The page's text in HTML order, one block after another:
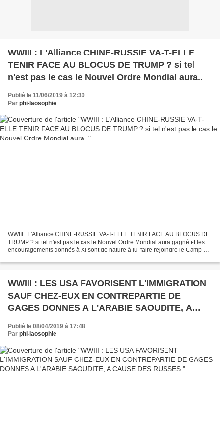
WWIII : L'Alliance CHINE-RUSSIE VA-T-ELLE
TENIR FACE AU BLOCUS DE TRUMP ? si tel
n'est pas le cas le Nouvel Ordre Mondial aura..
Publié le 11/06/2019 à 12:30
Par phi-laosophie
WWIII : L'Alliance CHINE-RUSSIE VA-T-ELLE TENIR FACE AU BLOCUS DE
TRUMP ? si tel n'est pas le cas le Nouvel Ordre Mondial aura gagné et les
encouragements donnés à Xi sont de nature à lui faire rejoindre le Camp de
WWIII : LES USA FAVORISENT L'IMMIGRATION
SAUF CHEZ-EUX EN CONTREPARTIE DE
GAGES DONNES A L'ARABIE SAOUDITE, A
CAUSE DES RUSSES.
Publié le 08/04/2019 à 17:48
Par phi-laosophie